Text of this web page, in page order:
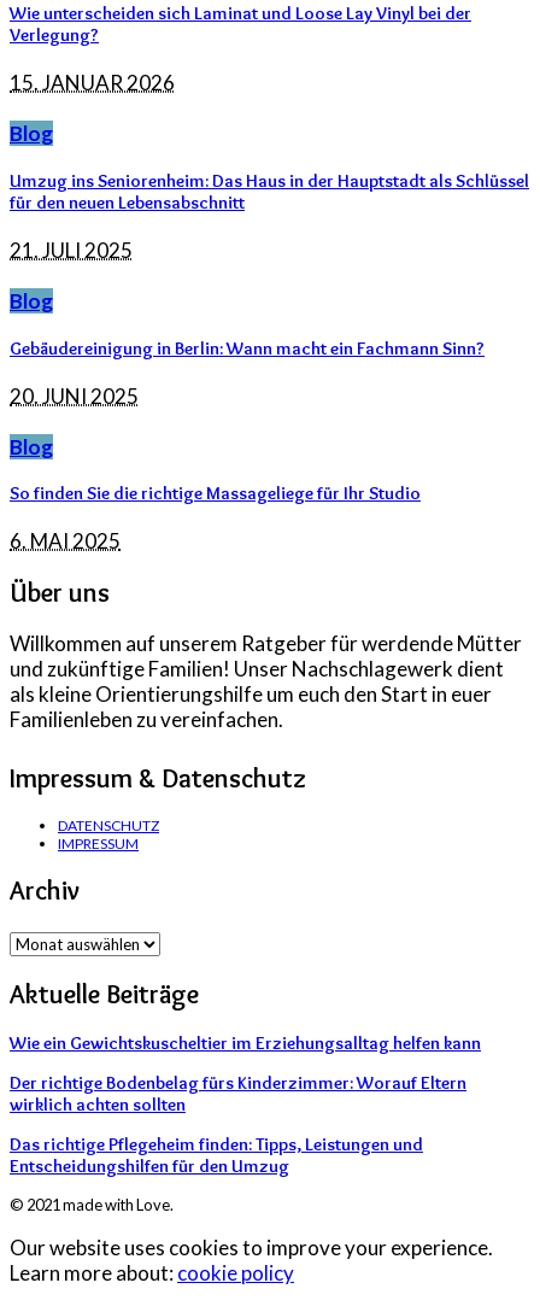
Wie unterscheiden sich Laminat und Loose Lay Vinyl bei der
Verlegung?
15. JANUAR 2026
Blog
Umzug ins Seniorenheim: Das Haus in der Hauptstadt als Schlüssel
für den neuen Lebensabschnitt
21. JULI 2025
Blog
Gebäudereinigung in Berlin: Wann macht ein Fachmann Sinn?
20. JUNI 2025
Blog
So finden Sie die richtige Massageliege für Ihr Studio
6. MAI 2025
Über uns
Willkommen auf unserem Ratgeber für werdende Mütter
und zukünftige Familien! Unser Nachschlagewerk dient
als kleine Orientierungshilfe um euch den Start in euer
Familienleben zu vereinfachen.
Impressum & Datenschutz
DATENSCHUTZ
IMPRESSUM
Archiv
Archiv
Aktuelle Beiträge
Wie ein Gewichtskuscheltier im Erziehungsalltag helfen kann
Der richtige Bodenbelag fürs Kinderzimmer: Worauf Eltern
wirklich achten sollten
Das richtige Pflegeheim finden: Tipps, Leistungen und
Entscheidungshilfen für den Umzug
© 2021 made with Love.
Our website uses cookies to improve your experience.
Learn more about:cookie policy